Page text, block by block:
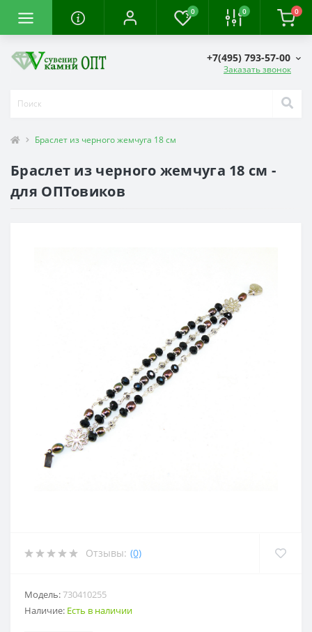
0 0 0
+7(495) 793-57-00
Заказать звонок
Браслет из черного жемчуга 18 см
Браслет из черного жемчуга 18 см -
для ОПТовиков
Отзывы: (0)
Модель:730410255
Наличие: Есть в наличии